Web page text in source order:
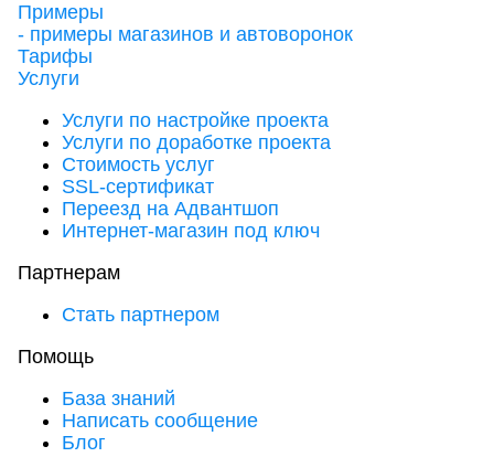
Примеры
- примеры магазинов и автоворонок
Тарифы
Услуги
Услуги по настройке проекта
Услуги по доработке проекта
Стоимость услуг
SSL-сертификат
Переезд на Адвантшоп
Интернет-магазин под ключ
Партнерам
Стать партнером
Помощь
База знаний
Написать сообщение
Блог